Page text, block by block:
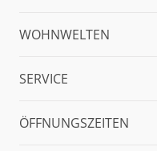
WOHNWELTEN
SERVICE
ÖFFNUNGSZEITEN